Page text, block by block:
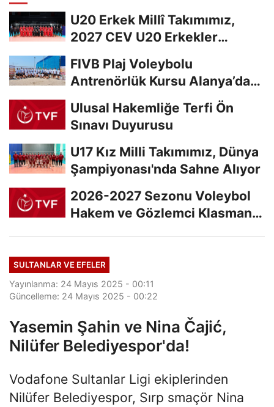
U20 Erkek Millî Takımımız,
2027 CEV U20 Erkekler
FIVB Plaj Voleybolu
Antrenörlük Kursu Alanya’da
Ulusal Hakemliğe Terfi Ön
Sınavı Duyurusu
U17 Kız Milli Takımımız, Dünya
Şampiyonası'nda Sahne Alıyor
2026-2027 Sezonu Voleybol
Hakem ve Gözlemci Klasman
SULTANLAR VE EFELER
Yayınlanma: 24 Mayıs 2025 - 00:11
Güncelleme: 24 Mayıs 2025 - 00:22
Yasemin Şahin ve Nina Čajić,
Nilüfer Belediyespor'da!
Vodafone Sultanlar Ligi ekiplerinden
Nilüfer Belediyespor, Sırp smaçör Nina